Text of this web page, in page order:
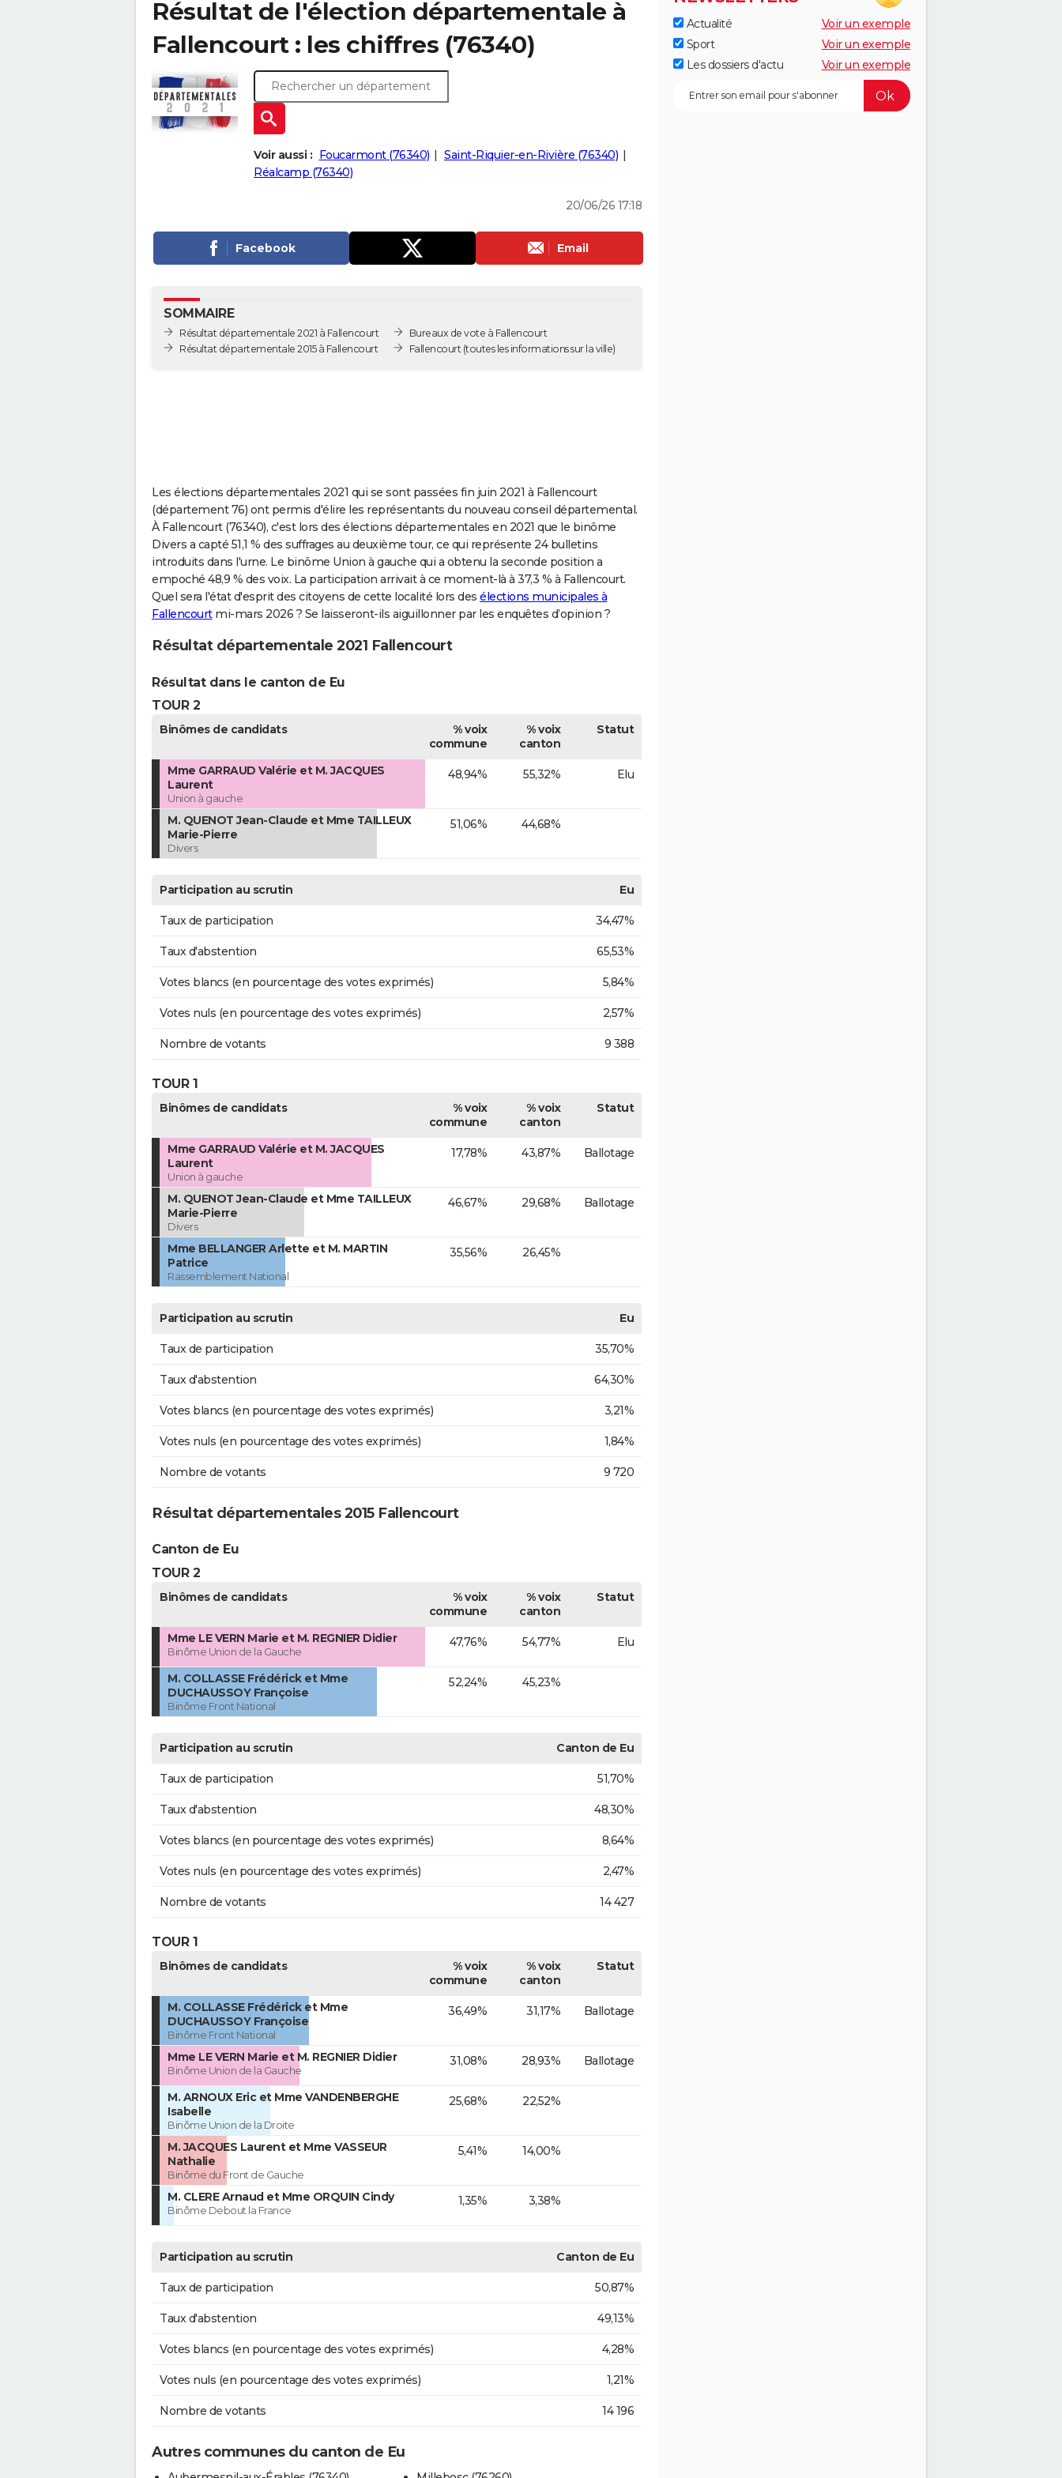
Résultat de l'élection départementale à
Fallencourt : les chiffres (76340)
Voir aussi : Foucarmont (76340)
Saint-Riquier-en-Rivière (76340)
Réalcamp (76340)
20/06/26 17:18
Facebook Email
SOMMAIRE
Résultat départementale 2021 à Fallencourt
Résultat départementale 2015 à Fallencourt
Bureaux de vote à Fallencourt
Fallencourt (toutes les informations sur la ville)
Les élections départementales 2021 qui se sont passées fin juin 2021 à Fallencourt
(département 76) ont permis d'élire les représentants du nouveau conseil départemental.
À Fallencourt (76340), c'est lors des élections départementales en 2021 que le binôme
Divers a capté 51,1 % des suffrages au deuxième tour, ce qui représente 24 bulletins
introduits dans l'urne. Le binôme Union à gauche qui a obtenu la seconde position a
empoché 48,9 % des voix. La participation arrivait à ce moment-là à 37,3 % à Fallencourt.
Quel sera l'état d'esprit des citoyens de cette localité lors des élections municipales à
Fallencourtmi-mars 2026 ? Se laisseront-ils aiguillonner par les enquêtes d’opinion ?
Résultat départementale 2021 Fallencourt
Résultat dans le canton de Eu
TOUR 2
Binômes de candidats
% voix
commune
% voix
canton
Statut
Mme GARRAUD Valérie et M. JACQUES
Laurent
Union à gauche
48,94% 55,32% Elu
M. QUENOT Jean-Claude et Mme TAILLEUX
Marie-Pierre
Divers
51,06% 44,68%
Participation au scrutin Eu
Taux de participation 34,47%
Taux d'abstention 65,53%
Votes blancs (en pourcentage des votes exprimés) 5,84%
Votes nuls (en pourcentage des votes exprimés) 2,57%
Nombre de votants 9 388
TOUR 1
Binômes de candidats
% voix
commune
% voix
canton
Statut
Mme GARRAUD Valérie et M. JACQUES
Laurent
Union à gauche
17,78% 43,87% Ballotage
M. QUENOT Jean-Claude et Mme TAILLEUX
Marie-Pierre
Divers
46,67% 29,68% Ballotage
Mme BELLANGER Arlette et M. MARTIN
Patrice
Rassemblement National
35,56% 26,45%
Participation au scrutin Eu
Taux de participation 35,70%
Taux d'abstention 64,30%
Votes blancs (en pourcentage des votes exprimés) 3,21%
Votes nuls (en pourcentage des votes exprimés) 1,84%
Nombre de votants 9 720
Résultat départementales 2015 Fallencourt
Canton de Eu
TOUR 2
Binômes de candidats
% voix
commune
% voix
canton
Statut
Mme LE VERN Marie et M. REGNIER Didier
Binôme Union de la Gauche
47,76% 54,77% Elu
M. COLLASSE Frédérick et Mme
DUCHAUSSOY Françoise
Binôme Front National
52,24% 45,23%
Participation au scrutin Canton de Eu
Taux de participation 51,70%
Taux d'abstention 48,30%
Votes blancs (en pourcentage des votes exprimés) 8,64%
Votes nuls (en pourcentage des votes exprimés) 2,47%
Nombre de votants 14 427
TOUR 1
Binômes de candidats
% voix
commune
% voix
canton
Statut
M. COLLASSE Frédérick et Mme
DUCHAUSSOY Françoise
Binôme Front National
36,49% 31,17% Ballotage
Mme LE VERN Marie et M. REGNIER Didier
Binôme Union de la Gauche
31,08% 28,93% Ballotage
M. ARNOUX Eric et Mme VANDENBERGHE
Isabelle
Binôme Union de la Droite
25,68% 22,52%
M. JACQUES Laurent et Mme VASSEUR
Nathalie
Binôme du Front de Gauche
5,41% 14,00%
M. CLERE Arnaud et Mme ORQUIN Cindy
Binôme Debout la France
1,35% 3,38%
Participation au scrutin Canton de Eu
Taux de participation 50,87%
Taux d'abstention 49,13%
Votes blancs (en pourcentage des votes exprimés) 4,28%
Votes nuls (en pourcentage des votes exprimés) 1,21%
Nombre de votants 14 196
Autres communes du canton de Eu
Actualité
Voir un exemple
Sport
Voir un exemple
Les dossiers d'actu
Voir un exemple